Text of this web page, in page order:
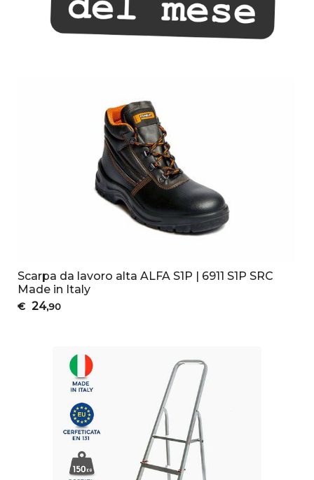
Scarpa da lavoro alta ALFA S1P | 6911 S1P SRC
Made in Italy
€ 24,90